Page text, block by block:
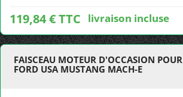
119,84 € TTC livraison incluse
FAISCEAU MOTEUR D'OCCASION POUR
FORD USA MUSTANG MACH-E